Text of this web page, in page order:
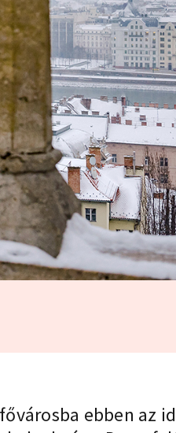
ebben az